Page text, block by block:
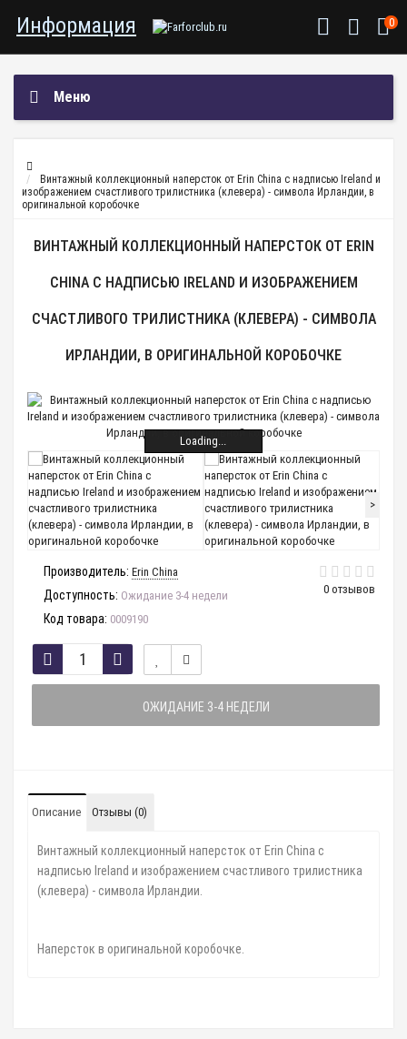
Информация 0
Меню
Винтажный коллекционный наперсток от Erin China с надписью Ireland и
изображением счастливого трилистника (клевера) - символа Ирландии, в
оригинальной коробочке
ВИНТАЖНЫЙ КОЛЛЕКЦИОННЫЙ НАПЕРСТОК ОТ ERIN
CHINA С НАДПИСЬЮ IRELAND И ИЗОБРАЖЕНИЕМ
СЧАСТЛИВОГО ТРИЛИСТНИКА (КЛЕВЕРА) - СИМВОЛА
ИРЛАНДИИ, В ОРИГИНАЛЬНОЙ КОРОБОЧКЕ
Loading...
>
0 отзывов
Производитель: Erin China
Доступность: Ожидание 3-4 недели
Код товара: 0009190
ОЖИДАНИЕ 3-4 НЕДЕЛИ
Описание Отзывы (0)
Винтажный коллекционный наперсток от Erin China с
надписью Ireland и изображением счастливого трилистника
(клевера) - символа Ирландии.
Наперсток в оригинальной коробочке.